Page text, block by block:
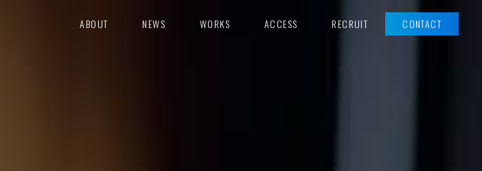
ABOUT NEWS WORKS ACCESS RECRUIT CONTACT